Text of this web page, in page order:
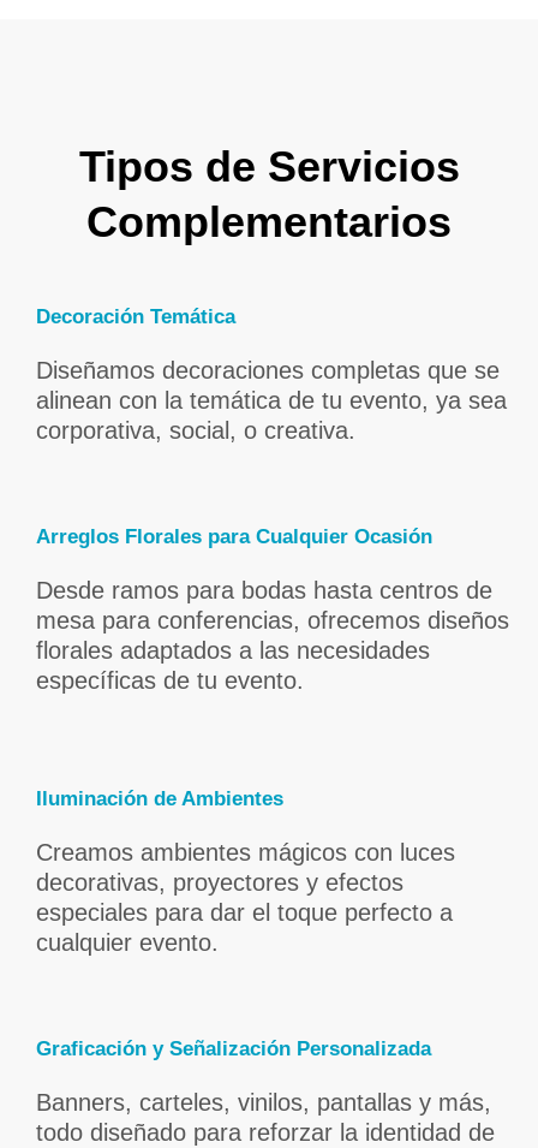
Tipos de Servicios
Complementarios
Decoración Temática
Diseñamos decoraciones completas que se
alinean con la temática de tu evento, ya sea
corporativa, social, o creativa.
Arreglos Florales para Cualquier Ocasión
Desde ramos para bodas hasta centros de
mesa para conferencias, ofrecemos diseños
florales adaptados a las necesidades
específicas de tu evento.
Iluminación de Ambientes
Creamos ambientes mágicos con luces
decorativas, proyectores y efectos
especiales para dar el toque perfecto a
cualquier evento.
Graficación y Señalización Personalizada
Banners, carteles, vinilos, pantallas y más,
todo diseñado para reforzar la identidad de